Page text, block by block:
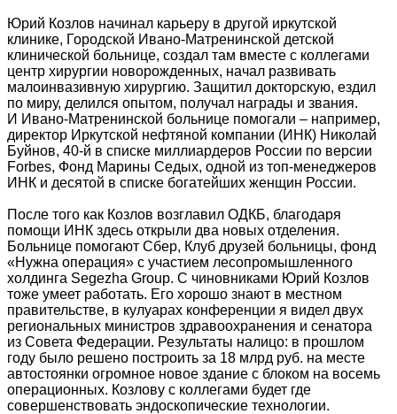
Юрий Козлов начинал карьеру в другой иркутской
клинике, Городской Ивано-Матренинской детской
клинической больнице, создал там вместе с коллегами
центр хирургии новорожденных, начал развивать
малоинвазивную хирургию. Защитил докторскую, ездил
по миру, делился опытом, получал награды и звания.
И Ивано-Матренинской больнице помогали – например,
директор Иркутской нефтяной компании (ИНК) Николай
Буйнов, 40-й в списке миллиардеров России по версии
Forbes, Фонд Марины Седых, одной из топ‑менеджеров
ИНК и десятой в списке богатейших женщин России.
После того как Козлов возглавил ОДКБ, благодаря
помощи ИНК здесь открыли два новых отделения.
Больнице помогают Сбер, Клуб друзей больницы, фонд
«Нужна операция» с участием лесопромышленного
холдинга Segezha Group. С чиновниками Юрий Козлов
тоже умеет работать. Его хорошо знают в местном
правительстве, в кулуарах конференции я видел двух
региональных министров здравоохранения и сенатора
из Совета Федерации. Результаты налицо: в прошлом
году было решено построить за 18 млрд руб. на месте
автостоянки огромное новое здание с блоком на восемь
операционных. Козлову с коллегами будет где
совершенствовать эндоскопические технологии.